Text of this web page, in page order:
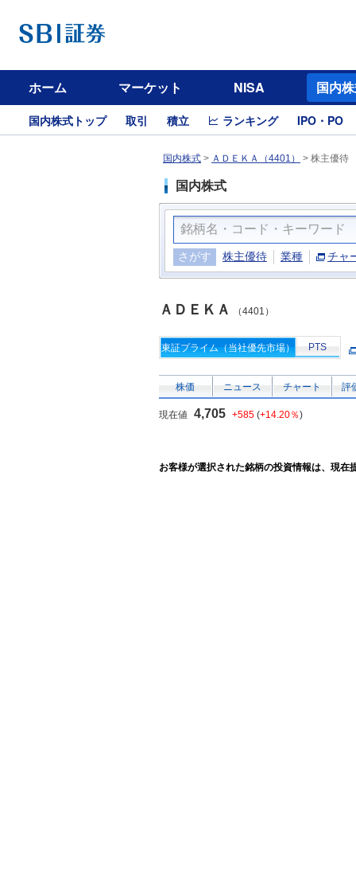
ホーム マーケット NISA 国内
国内株式トップ 取引 積立 ランキング IPO・PO
国内株式 > ＡＤＥＫＡ（4401） > 株主優待
国内株式
さがす 株主優待 業種 チャ
ＡＤＥＫＡ （4401）
東証プライム（当社優先市場） PTS
株価 ニュース チャート 評
現在値 4,705 +585 (+14.20％)
お客様が選択された銘柄の投資情報は、現在